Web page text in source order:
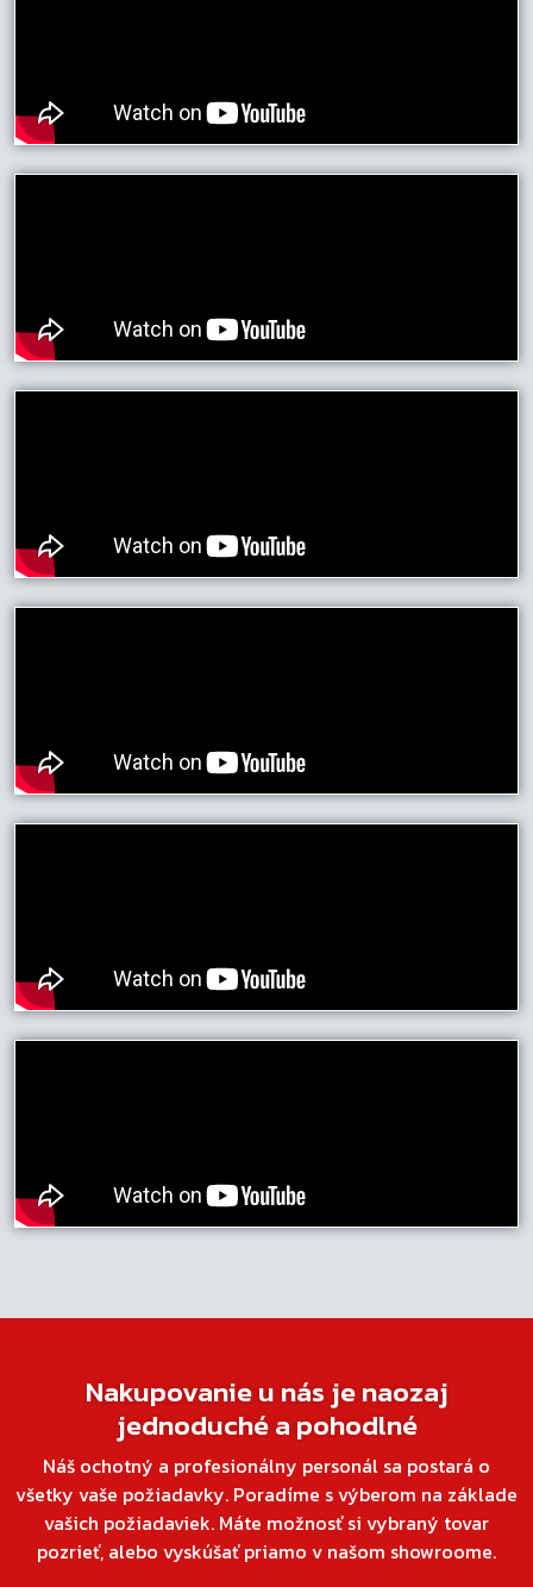
Nakupovanie u nás je naozaj
jednoduché a pohodlné
Náš ochotný a profesionálny personál sa postará o
všetky vaše požiadavky. Poradíme s výberom na základe
vašich požiadaviek. Máte možnosť si vybraný tovar
pozrieť, alebo vyskúšať priamo v našom showroome.